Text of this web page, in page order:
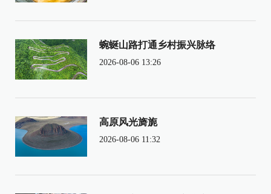
蜿蜒山路打通乡村振兴脉络
2026-08-06 13:26
高原风光旖旎
2026-08-06 11:32